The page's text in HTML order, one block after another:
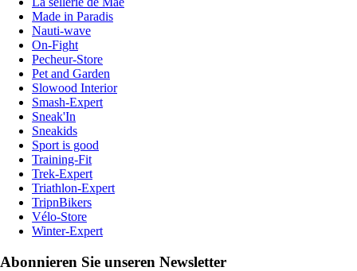
Made in Paradis
Nauti-wave
On-Fight
Pecheur-Store
Pet and Garden
Slowood Interior
Smash-Expert
Sneak'In
Sneakids
Sport is good
Training-Fit
Trek-Expert
Triathlon-Expert
TripnBikers
Vélo-Store
Winter-Expert
Abonnieren Sie unseren Newsletter